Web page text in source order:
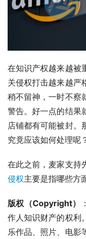
在知识产权越来越被
关侵权打击越来越严
稍不留神，一时不察
警告。好一点的结果
店铺都有可能被封。
究竟应该如何处理呢
在此之前，麦家支持
侵权主要是指哪些方
版权（Copyright）
作人知识财产的权利
乐作品、照片、电影